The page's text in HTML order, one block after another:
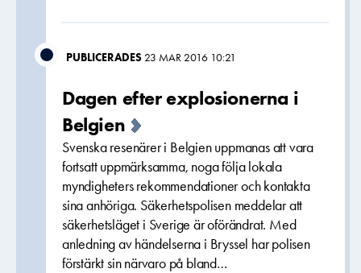
PUBLICERADES 23 MAR 2016 10:21
Dagen efter explosionerna i
Belgien
Svenska resenärer i Belgien uppmanas att vara
fortsatt uppmärksamma, noga följa lokala
myndigheters rekommendationer och kontakta
sina anhöriga. Säkerhetspolisen meddelar att
säkerhetsläget i Sverige är oförändrat. Med
anledning av händelserna i Bryssel har polisen
förstärkt sin närvaro på bland…